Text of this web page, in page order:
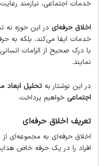
خدمات اجتماعی، نیازمند
اخلاق حرفه‌ای در این حوزه نه
خدمات ایفا می‌کند، بلکه به
با درک صحیح از الزامات
نمایند.
در این نوشتار به تحلیل ابعاد
اجتماعی خواهیم پرداخت.
تعریف اخلاق حرفه‌ای
اخلاق حرفه‌ای به مجموعه‌ای
افراد را در یک حرفه خاص